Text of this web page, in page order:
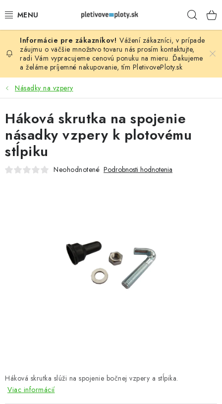
na
PLOTOVÉ PANELY
PLETIVO
STĹPIKY
PODHRABOVÉ DOSKY
BRÁNY A BRÁNKY
GABIÓNY (PLOTY, KOŠE)
Vážení zákazníci, v prípade
záujmu o väčšie množstvo tovaru nás prosím kontaktujte,
radi Vám vypracujeme cenovú ponuku na mieru. Ďakujeme
a želáme príjemné nakupovanie, tím PletivovePloty.sk
Násadky na vzpery
Háková skrutka slúži na spojenie bočnej vzpery a stĺpika.
Viac informácií
Háková skrutka na spojenie
násadky vzpery k plotovému
stĺpiku
Neohodnotené Podrobnosti hodnotenia